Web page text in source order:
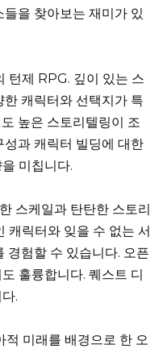
을 찾아보는 재미가 있
턴제 RPG. 깊이 있는 스
캐릭터와 선택지가 특
높은 스토리텔링이 조
과 캐릭터 빌딩에 대한
미칩니다.
스케일과 탄탄한 스토리
캐릭터와 잊을 수 없는 서
경험할 수 있습니다. 오픈
훌륭합니다. 퀘스트 디
.
적 미래를 배경으로 한 오